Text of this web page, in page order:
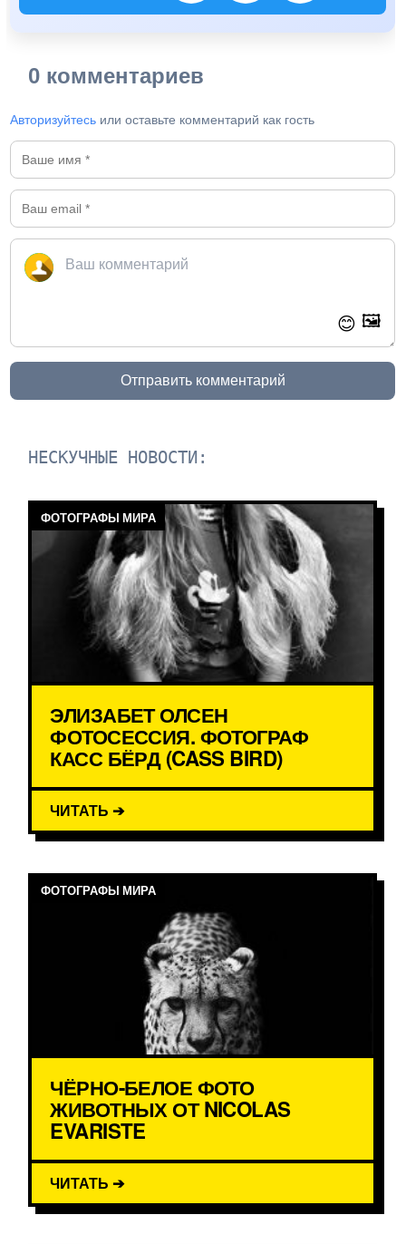
0 комментариев
Авторизуйтесь или оставьте комментарий как гость
😊 🖼️
Отправить комментарий
НЕСКУЧНЫЕ НОВОСТИ:
ФОТОГРАФЫ МИРА
ЭЛИЗАБЕТ ОЛСЕН
ФОТОСЕССИЯ. ФОТОГРАФ
КАСС БЁРД (CASS BIRD)
ЧИТАТЬ ➔
ФОТОГРАФЫ МИРА
ЧЁРНО-БЕЛОЕ ФОТО
ЖИВОТНЫХ ОТ NICOLAS
EVARISTE
ЧИТАТЬ ➔